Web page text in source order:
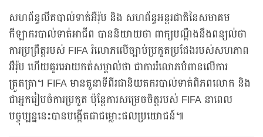
សហព័ន្ធលីគបាល់ទាត់អឺរ៉ុប និង សហព័ន្ធអន្តរជាតិនៃសមាគម
កីឡាករបាល់ទាត់អាជីព បាននិយាយថា ពាក្យបណ្តឹងនឹងពន្យល់ថា
ការប្រព្រឹត្តរបស់ FIFA រំលោភលើច្បាប់ប្រកួតប្រជែងរបស់សហភាព
អឺរ៉ុប ហើយគួរអោយកត់សម្គាល់ថា ជាការរំលោភបំពានលើការ
ត្រួតត្រា។ FIFA មានតួនាទីពីរជានិយតករបាល់ទាត់ពិភពលោក និង
ជាអ្នករៀបចំការប្រកួត ប៉ុន្តែការសម្រេចចិត្តរបស់ FIFA នាពេល
បច្ចុប្បន្ននេះបានបង្កើតជាជម្លោះផលប្រយោជន៍៕